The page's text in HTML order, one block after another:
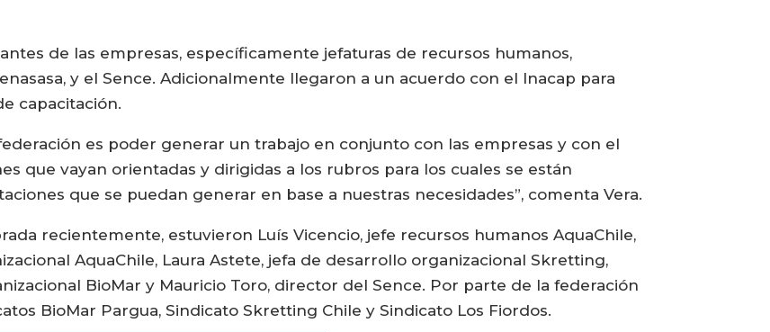
de las empresas, específicamente jefaturas de recursos humanos,
y el Sence. Adicionalmente llegaron a un acuerdo con el Inacap para
capacitación.
es poder generar un trabajo en conjunto con las empresas y con el
que vayan orientadas y dirigidas a los rubros para los cuales se están
que se puedan generar en base a nuestras necesidades”, comenta Vera.
recientemente, estuvieron Luís Vicencio, jefe recursos humanos AquaChile,
AquaChile, Laura Astete, jefa de desarrollo organizacional Skretting,
BioMar y Mauricio Toro, director del Sence. Por parte de la federación
BioMar Pargua, Sindicato Skretting Chile y Sindicato Los Fiordos.